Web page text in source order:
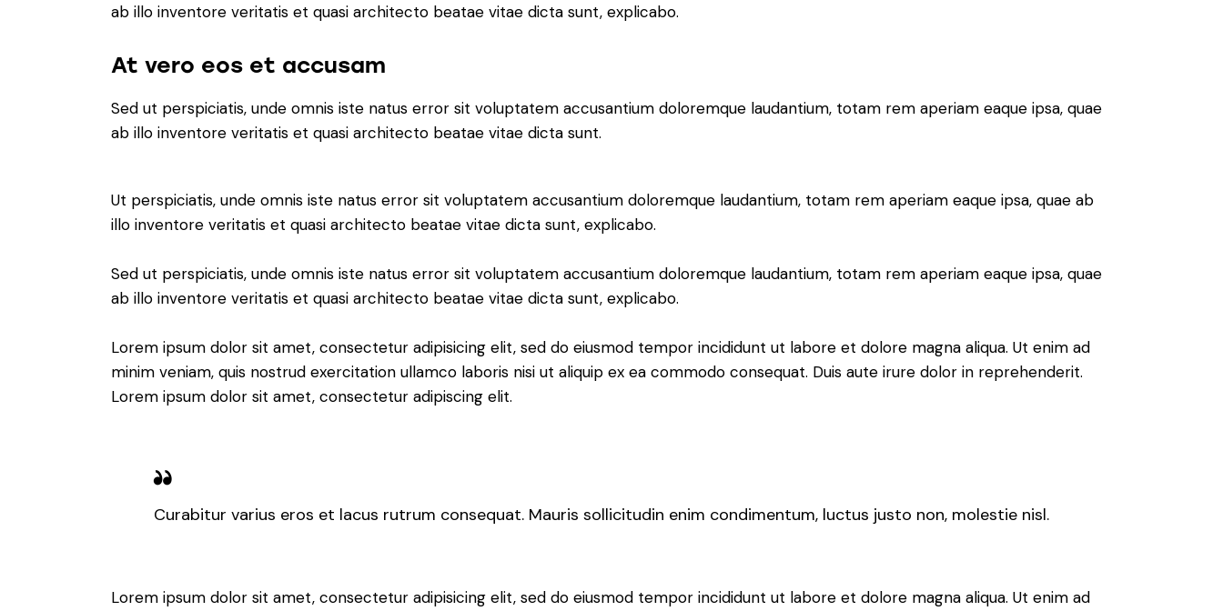
ab illo inventore veritatis et quasi architecto beatae vitae dicta sunt, explicabo.
At vero eos et accusam
Sed ut perspiciatis, unde omnis iste natus error sit voluptatem accusantium doloremque laudantium, totam rem aperiam eaque ipsa, quae
ab illo inventore veritatis et quasi architecto beatae vitae dicta sunt.
Ut perspiciatis, unde omnis iste natus error sit voluptatem accusantium doloremque laudantium, totam rem aperiam eaque ipsa, quae ab
illo inventore veritatis et quasi architecto beatae vitae dicta sunt, explicabo.
Sed ut perspiciatis, unde omnis iste natus error sit voluptatem accusantium doloremque laudantium, totam rem aperiam eaque ipsa, quae
ab illo inventore veritatis et quasi architecto beatae vitae dicta sunt, explicabo.
Lorem ipsum dolor sit amet, consectetur adipisicing elit, sed do eiusmod tempor incididunt ut labore et dolore magna aliqua. Ut enim ad
minim veniam, quis nostrud exercitation ullamco laboris nisi ut aliquip ex ea commodo consequat. Duis aute irure dolor in reprehenderit.
Lorem ipsum dolor sit amet, consectetur adipiscing elit.
Curabitur varius eros et lacus rutrum consequat. Mauris sollicitudin enim condimentum, luctus justo non, molestie nisl.
Lorem ipsum dolor sit amet, consectetur adipisicing elit, sed do eiusmod tempor incididunt ut labore et dolore magna aliqua. Ut enim ad